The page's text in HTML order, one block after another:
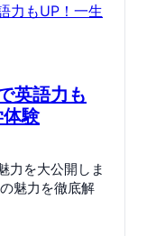
英語力も
験
力を大公開しま
魅力を徹底解